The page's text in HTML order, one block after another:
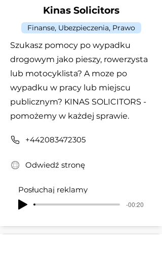
Kinas Solicitors
Finanse, Ubezpieczenia, Prawo
Szukasz pomocy po wypadku
drogowym jako pieszy, rowerzysta
lub motocyklista? A moze po
wypadku w pracy lub miejscu
publicznym? KINAS SOLICITORS -
pomożemy w każdej sprawie.
+442083472305
Odwiedź stronę
Posłuchaj reklamy
-00:20